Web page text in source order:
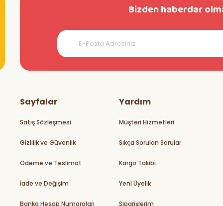
Bizden haberdar
Sayfalar
Satış Sözleşmesi
Gizlilik ve Güvenlik
Ödeme ve Teslimat
İade ve Değişim
Banka Hesap Numaraları
Yardım
Müşteri Hizmetleri
Sıkça Sorulan Sorular
Kargo Takibi
Yeni Üyelik
Siparişlerim